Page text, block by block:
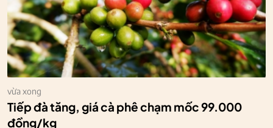
vừa xong
Tiếp đà tăng, giá cà phê chạm mốc 99.000
đồng/kg